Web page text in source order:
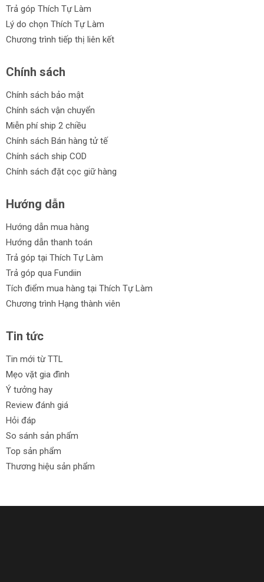
Trả góp Thích Tự Làm
Lý do chọn Thích Tự Làm
Chương trình tiếp thị liên kết
Chính sách
Chính sách bảo mật
Chính sách vận chuyển
Miễn phí ship 2 chiều
Chính sách Bán hàng tử tế
Chính sách ship COD
Chính sách đặt cọc giữ hàng
Hướng dẫn
Hướng dẫn mua hàng
Hướng dẫn thanh toán
Trả góp tại Thích Tự Làm
Trả góp qua Fundiin
Tích điểm mua hàng tại Thích Tự Làm
Chương trình Hạng thành viên
Tin tức
Tin mới từ TTL
Mẹo vặt gia đình
Ý tưởng hay
Review đánh giá
Hỏi đáp
So sánh sản phẩm
Top sản phẩm
Thương hiệu sản phẩm